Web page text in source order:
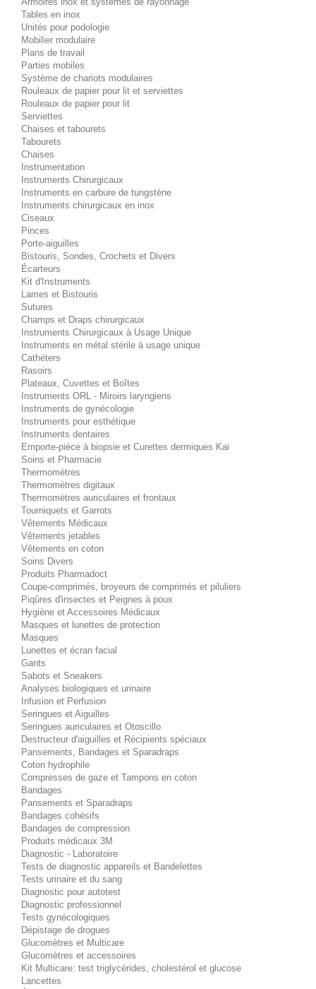
Tables en inox
Unités pour podologie
Mobilier modulaire
Plans de travail
Parties mobiles
Système de chariots modulaires
Rouleaux de papier pour lit et serviettes
Rouleaux de papier pour lit
Serviettes
Chaises et tabourets
Tabourets
Chaises
Instrumentation
Instruments Chirurgicaux
Instruments en carbure de tungstène
Instruments chirurgicaux en inox
Ciseaux
Pinces
Porte-aiguilles
Bistouris, Sondes, Crochets et Divers
Écarteurs
Kit d'Instruments
Lames et Bistouris
Sutures
Champs et Draps chirurgicaux
Instruments Chirurgicaux à Usage Unique
Instruments en métal stérile à usage unique
Cathéters
Rasoirs
Plateaux, Cuvettes et Boîtes
Instruments ORL - Miroirs laryngiens
Instruments de gynécologie
Instruments pour esthétique
Instruments dentaires
Emporte-pièce à biopsie et Curettes dermiques Kai
Soins et Pharmacie
Thermomètres
Thermomètres digitaux
Thermomètres auriculaires et frontaux
Tourniquets et Garrots
Vêtements Médicaux
Vêtements jetables
Vêtements en coton
Soins Divers
Produits Pharmadoct
Coupe-comprimés, broyeurs de comprimés et piluliers
Piqûres d'insectes et Peignes à poux
Hygiène et Accessoires Médicaux
Masques et lunettes de protection
Masques
Lunettes et écran facial
Gants
Sabots et Sneakers
Analyses biologiques et urinaire
Infusion et Perfusion
Seringues et Aiguilles
Seringues auriculaires et Otoscillo
Destructeur d'aiguilles et Récipients spéciaux
Pansements, Bandages et Sparadraps
Coton hydrophile
Compresses de gaze et Tampons en coton
Bandages
Pansements et Sparadraps
Bandages cohésifs
Bandages de compression
Produits médicaux 3M
Diagnostic - Laboratoire
Tests de diagnostic appareils et Bandelettes
Tests urinaire et du sang
Diagnostic pour autotest
Diagnostic professionnel
Tests gynécologiques
Dépistage de drogues
Glucomètres et Multicare
Glucomètres et accessoires
Kit Multicare: test triglycérides, cholestérol et glucose
Lancettes